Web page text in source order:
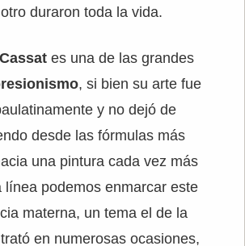
duraron toda la vida.
es una de las grandes
, si bien su arte fue
y no dejó de
desde las fórmulas más
una pintura cada vez más
línea podemos enmarcar este
materna, un tema el de la
en numerosas ocasiones,